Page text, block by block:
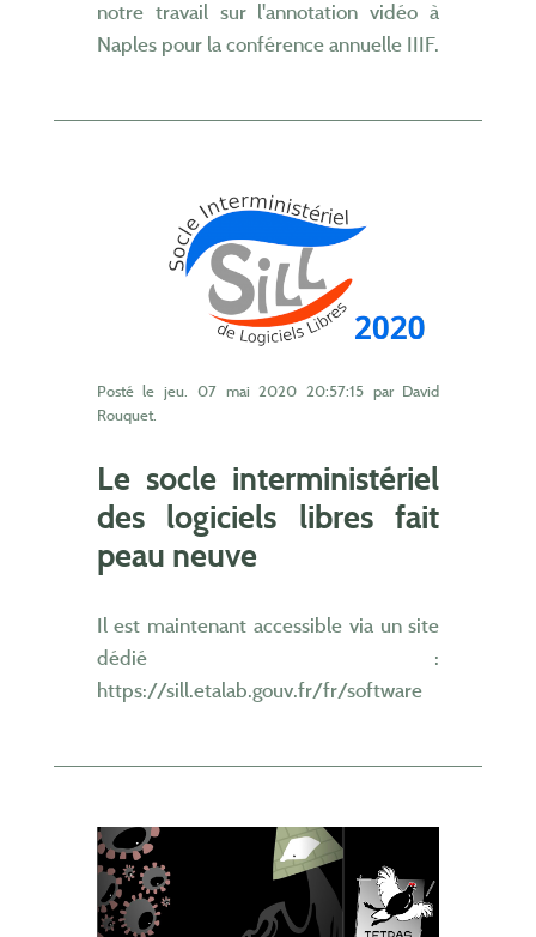
notre travail sur l'annotation vidéo à
Naples pour la conférence annuelle IIIF.
Posté lejeu. 07 mai 2020 20:57:15par David
Rouquet.
Le socle interministériel
des logiciels libres fait
peau neuve
Il est maintenant accessible via un site
dédié :
https://sill.etalab.gouv.fr/fr/software